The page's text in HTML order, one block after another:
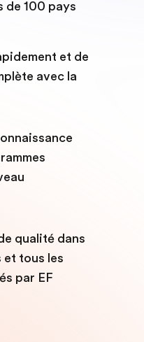
de 100 pays
et de
avec la
qualité dans
et tous les
par EF